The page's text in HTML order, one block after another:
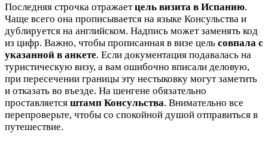
Последняя строчка отражаетцель визита в Испанию.
Чаще всего она прописывается на языке Консульства и
дублируется на английском. Надпись может заменять код
из цифр. Важно, чтобы прописанная в визе цель совпала с
указанной в анкете. Если документация подавалась на
туристическую визу, а вам ошибочно вписали деловую,
при пересечении границы эту нестыковку могут заметить
и отказать во въезде. На шенгене обязательно
проставляется штамп Консульства. Внимательно все
перепроверьте, чтобы со спокойной душой отправиться в
путешествие.